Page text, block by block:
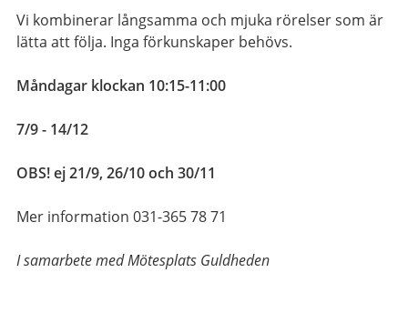
Vi kombinerar långsamma och mjuka rörelser som är
lätta att följa. Inga förkunskaper behövs.
Måndagar klockan 10:15-11:00
7/9 - 14/12
OBS! ej 21/9, 26/10 och 30/11
Mer information 031-365 78 71
I samarbete med Mötesplats Guldheden